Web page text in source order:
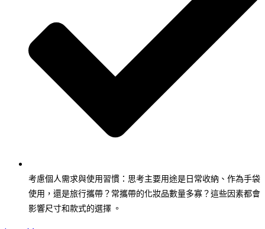
考慮個人需求與使用習慣：思考主要用途是日常收納、作為手袋
使用，還是旅行攜帶？常攜帶的化妝品數量多寡？這些因素都會
影響尺寸和款式的選擇 。